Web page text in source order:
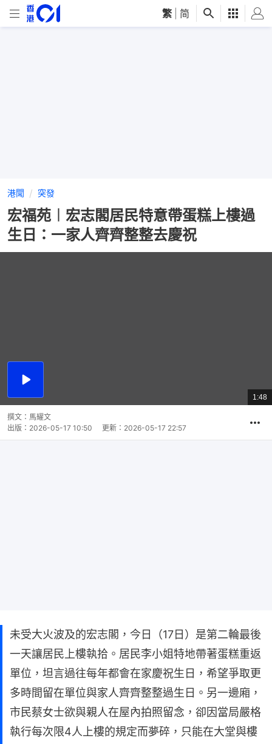
繁 简
港聞 突發
宏福苑︱宏志閣居民特意帶蛋糕上樓過
生日：一家人齊齊整整去慶祝
播
總
共
1:48
撰文： 馬耀文
出版： 2026-05-17 10:50 更新： 2026-05-17 22:57
未受大火波及的宏志閣，今日（17日）是第二輪最後
一天讓居民上樓執拾。居民李小姐特地帶著蛋糕重返
單位，坦言過往每年都會在家慶祝生日，希望爭取更
多時間留在單位與家人齊齊整整過生日。另一邊廂，
市民蔡女士欲與親人在屋內拍照留念，卻因當局嚴格
執行每次限4人上樓的規定而夢碎，只能在大堂與樓